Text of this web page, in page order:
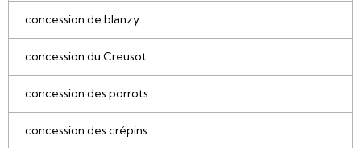
concession de blanzy
concession du Creusot
concession des porrots
concession des crépins